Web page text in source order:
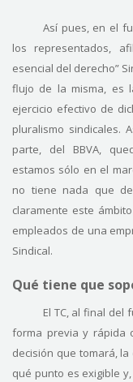
Así pues, en el
los representados,
esencial del derecho”
flujo de la misma, es
ejercicio efectivo de
pluralismo sindicales.
parte, del BBVA,
estamos sólo en el
no tiene nada que
claramente este
empleados de una
Sindical.
Qué tiene que
El TC, al final del
forma previa y rápida
decisión que tomará,
qué punto es exigible